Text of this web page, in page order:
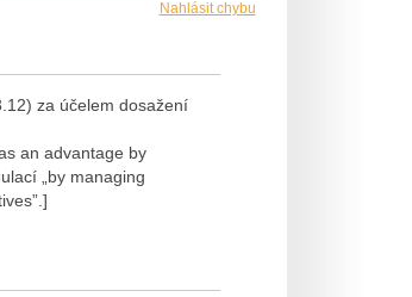
Nahlásit chybu
za účelem dosažení
an advantage by
„by managing